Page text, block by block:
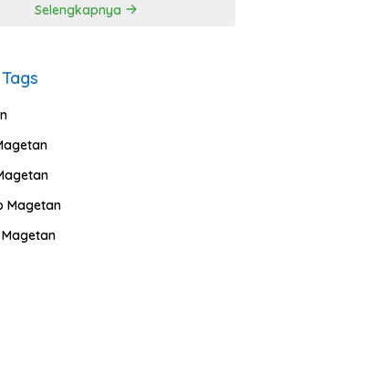
Selengkapnya
Magetan